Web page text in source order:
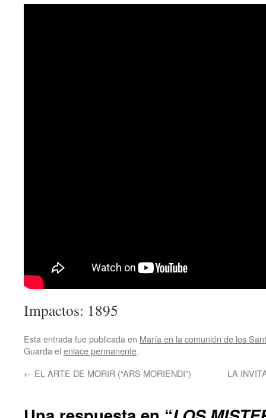
Impactos: 1895
Esta entrada fue publicada en María en la comunión de los
Guarda el enlace permanente.
← EL ARTE DE MORIR (“ARS MORIENDI”) LA